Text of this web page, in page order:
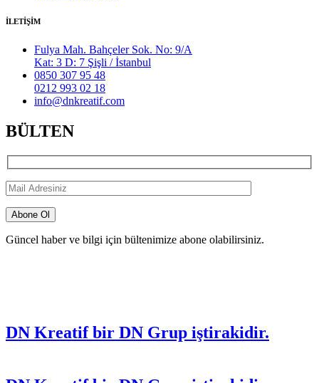
İLETİŞİM
Fulya Mah. Bahçeler Sok. No: 9/A
Kat: 3 D: 7 Şişli / İstanbul
0850 307 95 48
0212 993 02 18
info@dnkreatif.com
BÜLTEN
Güncel haber ve bilgi için bültenimize abone olabilirsiniz.
DN Kreatif bir DN Grup iştirakidir.